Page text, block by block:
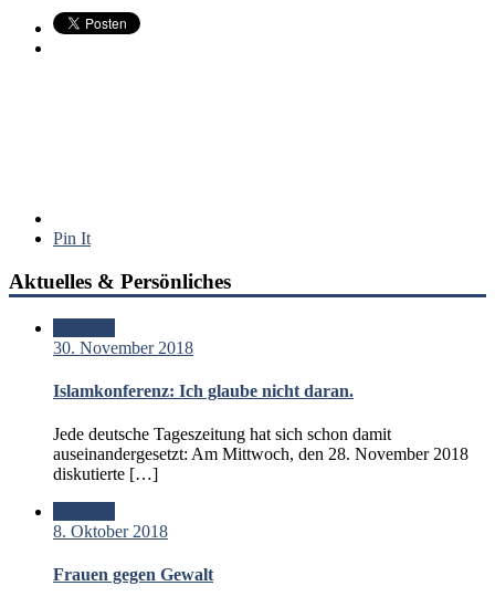
Pin It
Aktuelles & Persönliches
30. November 2018
Islamkonferenz: Ich glaube nicht daran.
Jede deutsche Tageszeitung hat sich schon damit
auseinandergesetzt: Am Mittwoch, den 28. November 2018
diskutierte […]
8. Oktober 2018
Frauen gegen Gewalt